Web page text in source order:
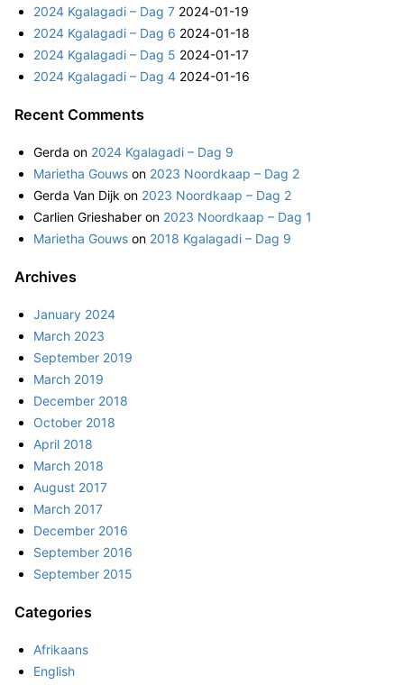
2024 Kgalagadi – Dag 7 2024-01-19
2024 Kgalagadi – Dag 6 2024-01-18
2024 Kgalagadi – Dag 5 2024-01-17
2024 Kgalagadi – Dag 4 2024-01-16
Recent Comments
Gerda on 2024 Kgalagadi – Dag 9
Marietha Gouws on 2023 Noordkaap – Dag 2
Gerda Van Dijk on 2023 Noordkaap – Dag 2
Carlien Grieshaber on 2023 Noordkaap – Dag 1
Marietha Gouws on 2018 Kgalagadi – Dag 9
Archives
January 2024
March 2023
September 2019
March 2019
December 2018
October 2018
April 2018
March 2018
August 2017
March 2017
December 2016
September 2016
September 2015
Categories
Afrikaans
English